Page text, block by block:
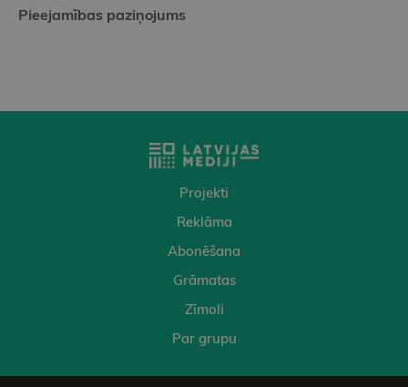
Pieejamības paziņojums
Projekti
Reklāma
Abonēšana
Grāmatas
Zīmoli
Par grupu